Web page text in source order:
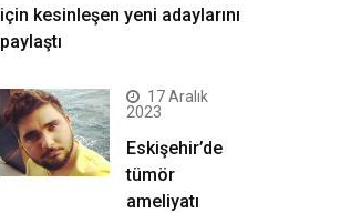
için kesinleşen yeni adaylarını
paylaştı
17 Aralık
2023
Eskişehir’de
tümör
ameliyatı